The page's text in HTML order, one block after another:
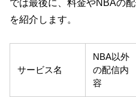
では最後に、料金やNBAの
を紹介します。
サービス名
NBA以外
の配信内
容